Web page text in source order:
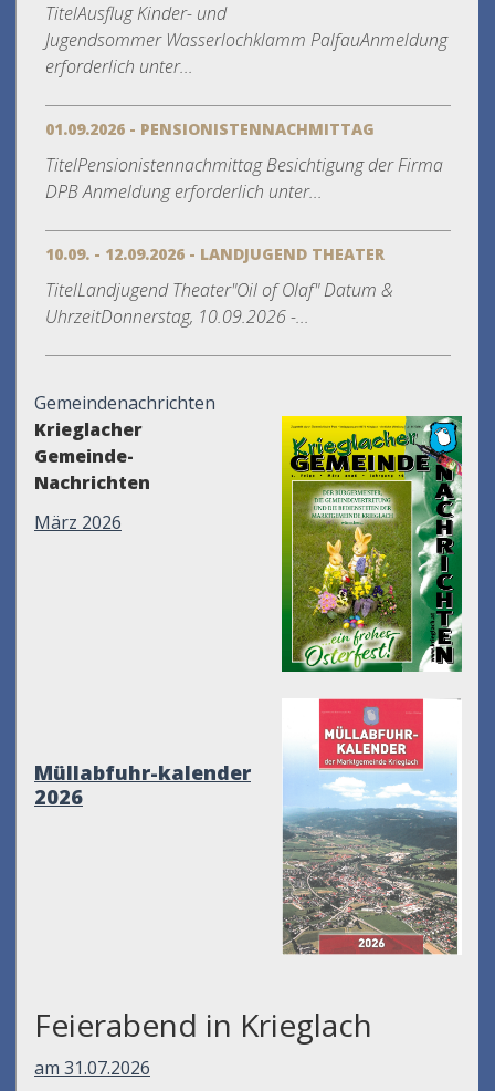
TitelAusflug Kinder- und
Jugendsommer Wasserlochklamm PalfauAnmeldung
erforderlich unter...
01.09.2026 - PENSIONISTENNACHMITTAG
TitelPensionistennachmittag Besichtigung der Firma
DPB Anmeldung erforderlich unter...
10.09. - 12.09.2026 - LANDJUGEND THEATER
TitelLandjugend Theater"Oil of Olaf" Datum &
UhrzeitDonnerstag, 10.09.2026 -...
Gemeindenachrichten
Krieglacher
Gemeinde-
Nachrichten
März 2026
Müllabfuhr-kalender
2026
Feierabend in Krieglach
am 31.07.2026